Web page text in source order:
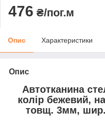
476 ₴/пог.м
Опис Характеристики
Опис
Автотканина
колір бежевий,
товщ. 3мм, шир.